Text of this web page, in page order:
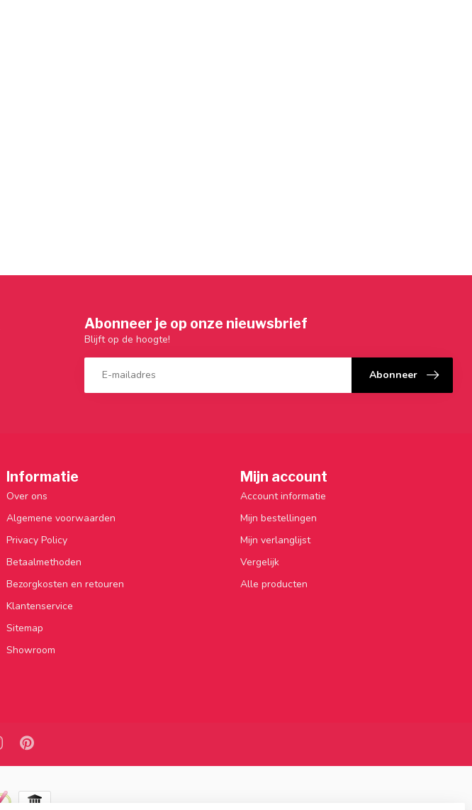
Abonneer je op onze nieuwsbrief
Blijft op de hoogte!
Abonneer
Informatie
Over ons
Algemene voorwaarden
Privacy Policy
Betaalmethoden
Bezorgkosten en retouren
Klantenservice
Sitemap
Showroom
Mijn account
Account informatie
Mijn bestellingen
Mijn verlanglijst
Vergelijk
Alle producten